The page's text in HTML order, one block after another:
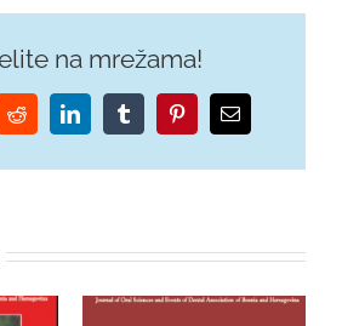
na mrežama!
RedditLinkedInTumblrPinterestEmail